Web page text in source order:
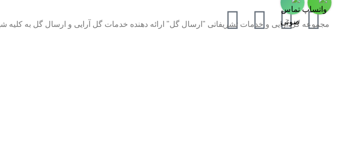
مجموعه گل آرایی و خدمات تشریفاتی "ارسال گل" ارائه دهنده خدمات گل آرایی و ارسال گل به کلیه شهرهای